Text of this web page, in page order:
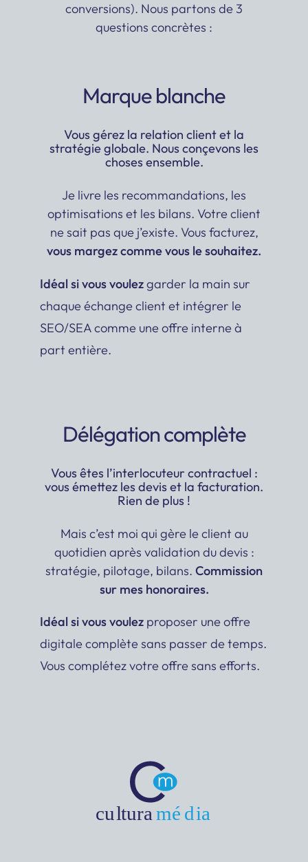
conversions). Nous partons de 3
questions concrètes :
Marque blanche
Vous gérez la relation client et la
stratégie globale. Nous conçevons les
choses ensemble.
Je livre les recommandations, les
optimisations et les bilans. Votre client
ne sait pas que j’existe. Vous facturez,
vous margez comme vous le souhaitez.
Idéal si vous voulezgarder la main sur
chaque échange client et intégrer le
SEO/SEA comme une offre interne à
part entière.
Délégation complète
Vous êtes l’interlocuteur contractuel :
vous émettez les devis et la facturation.
Rien de plus !
Mais c’est moi qui gère le client au
quotidien après validation du devis :
stratégie, pilotage, bilans. Commission
sur mes honoraires.
Idéal si vous voulez proposer une offre
digitale complète sans passer de temps.
Vous complétez votre offre sans efforts.